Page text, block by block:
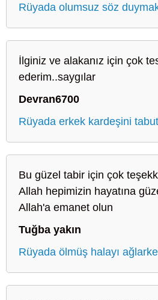
Rüyada olumsuz söz
İlginiz ve alakanız için çok
ederim..saygılar
Devran6700
Rüyada erkek kardeşini
Bu güzel tabir için çok
Allah hepimizin hayatına
Allah'a emanet olun
Tuğba yakın
Rüyada ölmüş halayı